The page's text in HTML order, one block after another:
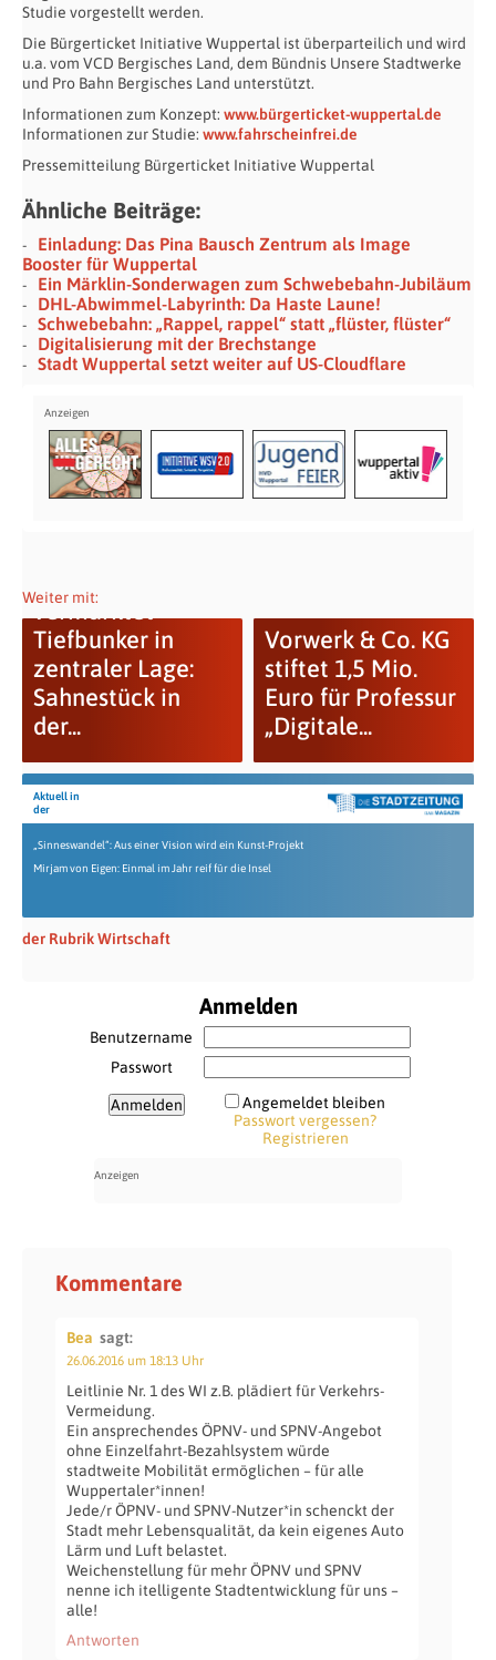
Studie vorgestellt werden.
Die Bürgerticket Initiative Wuppertal ist überparteilich und wird
u.a. vom VCD Bergisches Land, dem Bündnis Unsere Stadtwerke
und Pro Bahn Bergisches Land unterstützt.
Informationen zum Konzept: www.bürgerticket-wuppertal.de
Informationen zur Studie: www.fahrscheinfrei.de
Pressemitteilung Bürgerticket Initiative Wuppertal
Ähnliche Beiträge:
Einladung: Das Pina Bausch Zentrum als Image
Booster für Wuppertal
Ein Märklin-Sonderwagen zum Schwebebahn-Jubiläum
DHL-Abwimmel-Labyrinth: Da Haste Laune!
Schwebebahn: „Rappel, rappel“ statt „flüster, flüster“
Digitalisierung mit der Brechstange
Stadt Wuppertal setzt weiter auf US-Cloudflare
Weiter mit:
vermarktet
Tiefbunker in
zentraler Lage:
Sahnestück in
der...
Vorwerk & Co. KG
stiftet 1,5 Mio.
Euro für Professur
„Digitale...
Aktuell in
der
„Sinneswandel“: Aus einer Vision wird ein Kunst-Projekt
Mirjam von Eigen: Einmal im Jahr reif für die Insel
der Rubrik Wirtschaft
Anmelden
Benutzername
Passwort
Angemeldet bleiben
Passwort vergessen?
Registrieren
Kommentare
Bea sagt:
26.06.2016 um 18:13 Uhr
Leitlinie Nr. 1 des WI z.B. plädiert für Verkehrs-
Vermeidung.
Ein ansprechendes ÖPNV- und SPNV-Angebot
ohne Einzelfahrt-Bezahlsystem würde
stadtweite Mobilität ermöglichen – für alle
Wuppertaler*innen!
Jede/r ÖPNV- und SPNV-Nutzer*in schenckt der
Stadt mehr Lebensqualität, da kein eigenes Auto
Lärm und Luft belastet.
Weichenstellung für mehr ÖPNV und SPNV
nenne ich itelligente Stadtentwicklung für uns –
alle!
Antworten